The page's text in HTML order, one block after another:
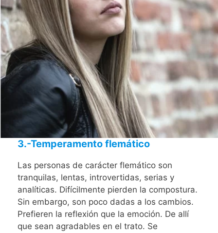
3.-Temperamento flemático
Las personas de carácter flemático son
tranquilas, lentas, introvertidas, serias y
analíticas. Difícilmente pierden la compostura.
Sin embargo, son poco dadas a los cambios.
Prefieren la reflexión que la emoción. De allí
que sean agradables en el trato. Se